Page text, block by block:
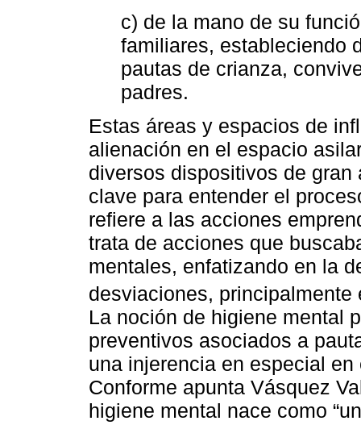
c) de la mano de su
familiares, estableciendo
pautas de crianza,
padres.
Estas áreas y espacios de
alienación en el espacio
diversos dispositivos de
clave para entender el
refiere a las acciones
trata de acciones que
mentales, enfatizando en la
desviaciones, principalmente
La noción de higiene mental
preventivos asociados a
una injerencia en especial
Conforme apunta Vásquez
higiene mental nace como